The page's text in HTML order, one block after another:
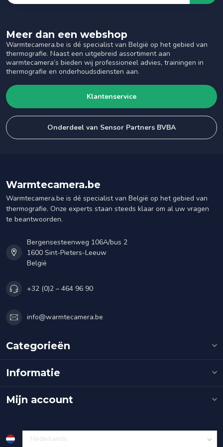
Meer dan een webshop
Warmtecamera.be is dé specialist van België op het gebied van
thermografie. Naast een uitgebreid assortiment aan
warmtecamera’s bieden wij professioneel advies, trainingen in
thermografie en onderhoudsdiensten aan.
Klantenservice
Onderdeel van Sensor Partners BVBA
Warmtecamera.be
Warmtecamera.be is dé specialist van België op het gebied van
thermografie. Onze experts staan steeds klaar om al uw vragen
te beantwoorden.
Bergensesteenweg 106A/bus 2
1600 Sint-Pieters-Leeuw
België
+32 (0)2 – 464 96 90
info@warmtecamera.be
Categorieën
Informatie
Mijn account